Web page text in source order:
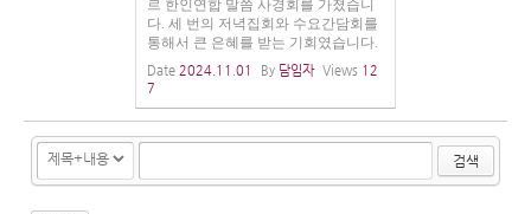
르 한인연합 말씀 사경회를 가졌습니
다. 세 번의 저녁집회와 수요간담회를
통해서 큰 은혜를 받는 기회였습니다.
Date 2024.11.01 By 담임자 Views 12
7
검색